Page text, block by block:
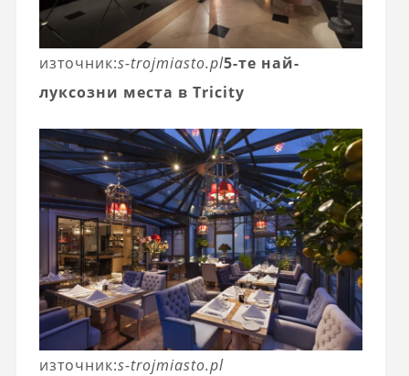
източник:s-trojmiasto.pl5-те най-
луксозни места в Tricity
източник:s-trojmiasto.pl